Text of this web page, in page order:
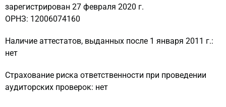
зарегистрирован 27 февраля 2020 г.
ОРНЗ: 12006074160
Наличие аттестатов, выданных после 1 января 2011 г.:
нет
Страхование риска ответственности при проведении
аудиторских проверок: нет